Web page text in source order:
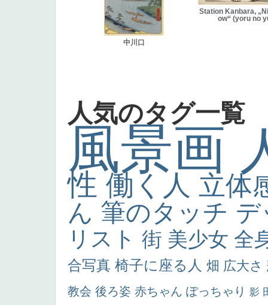
中川口
Station Kanbara,
ow“ (yoru no
人気のタグ一覧
風景画
性 働く人 立体
ん 筆のタッチ
リスト 街 美少女 全
合写真 椅子に座る人 畑 広大さ
教会 後ろ姿 赤ちゃん ぽっちゃり 影